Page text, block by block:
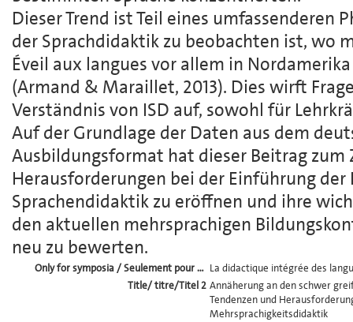
Dieser Trend ist Teil eines umfassenderen
der Sprachdidaktik zu beobachten ist, wo
Éveil aux langues vor allem in
(Armand & Maraillet, 2013). Dies wirft
Verständnis von ISD auf, sowohl für
Auf der Grundlage der Daten aus dem
Ausbildungsformat hat dieser Beitrag zum
Herausforderungen bei der Einführung
Sprachendidaktik zu eröffnen und ihre
den aktuellen mehrsprachigen
neu zu bewerten.
Only for symposia / Seulement pour symposiums / Nur für Symposien La didactique intégrée des
Title/ titre/Titel 2 Annäherung an den schwer
Tendenzen und
Mehrsprachigkeitsdidaktik